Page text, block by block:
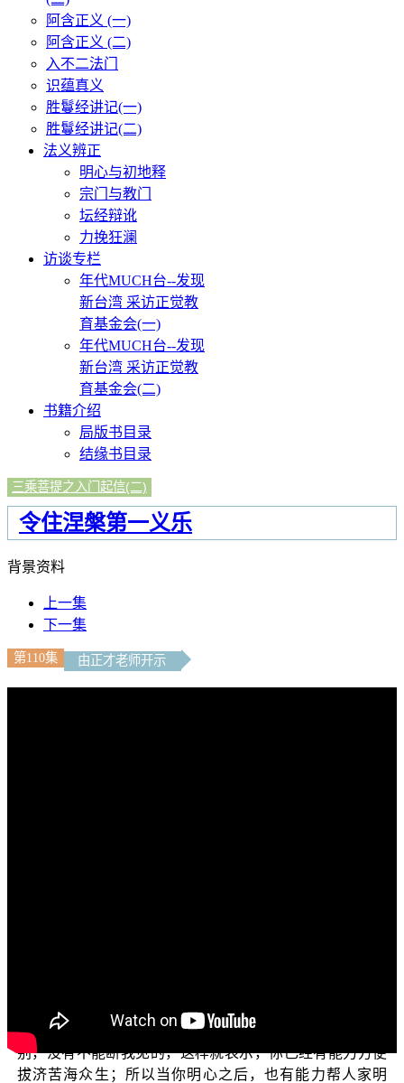
阿含正义 (一)
阿含正义 (二)
入不二法门
识蕴真义
胜鬘经讲记(一)
胜鬘经讲记(二)
法义辨正
明心与初地释
宗门与教门
坛经辩讹
力挽狂澜
访谈专栏
年代MUCH台--发现
新台湾 采访正觉教
育基金会(一)
年代MUCH台--发现
新台湾 采访正觉教
育基金会(二)
书籍介绍
局版书目录
结缘书目录
三乘菩提之入门起信(二)
令住涅槃第一义乐
背景资料
上一集
下一集
第110集 由正才老师开示
以重复验证的，就不是定律。同理，你能断我见而证初
果，应该也能让别人断我见证初果，只有时间迟早的差
别，没有不能断我见的，这样就表示，你已经有能力方便
拔济苦海众生；所以当你明心之后，也有能力帮人家明